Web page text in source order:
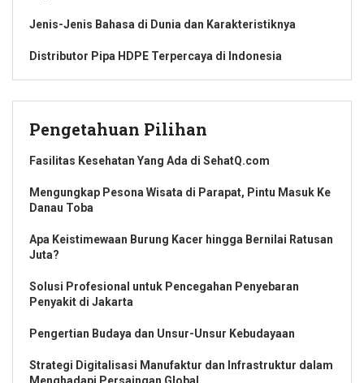
Jenis-Jenis Bahasa di Dunia dan Karakteristiknya
Distributor Pipa HDPE Terpercaya di Indonesia
Pengetahuan Pilihan
Fasilitas Kesehatan Yang Ada di SehatQ.com
Mengungkap Pesona Wisata di Parapat, Pintu Masuk Ke
Danau Toba
Apa Keistimewaan Burung Kacer hingga Bernilai Ratusan
Juta?
Solusi Profesional untuk Pencegahan Penyebaran
Penyakit di Jakarta
Pengertian Budaya dan Unsur-Unsur Kebudayaan
Strategi Digitalisasi Manufaktur dan Infrastruktur dalam
Menghadapi Persaingan Global